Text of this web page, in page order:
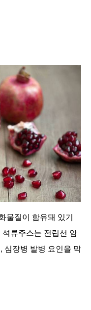
물질이 함유돼 있기
류주스는 전립선 암
심장병 발병 요인을 막